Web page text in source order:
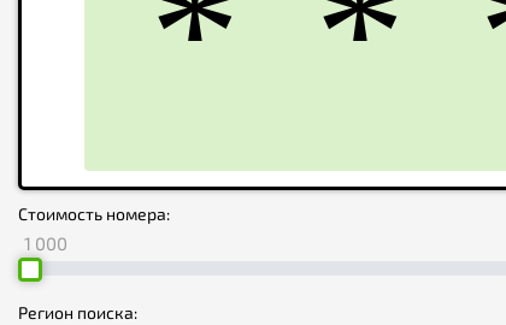
Стоимость номера:
1 000
Регион поиска: